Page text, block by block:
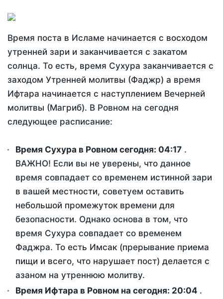
Время поста в Исламе начинается с восходом
утренней зари и заканчивается с закатом
солнца. То есть, время Сухура заканчивается с
заходом Утренней молитвы (Фаджр) а время
Ифтара начинается с наступлением Вечерней
молитвы (Магриб). В Ровном на сегодня
следующее расписание:
Время Сухура в Ровном сегодня: 04:17 .
ВАЖНО! Если вы не уверены, что данное
время совпадает со временем истинной зари
в вашей местности, советуем оставить
небольшой промежуток времени для
безопасности. Однако основа в том, что
время Сухура совпадает со временем
Фаджра. То есть Имсак (прерывание приема
пищи и всего, что нарушает пост) делается с
азаном на утреннюю молитву.
Время Ифтара в Ровном на сегодня: 20:04 .